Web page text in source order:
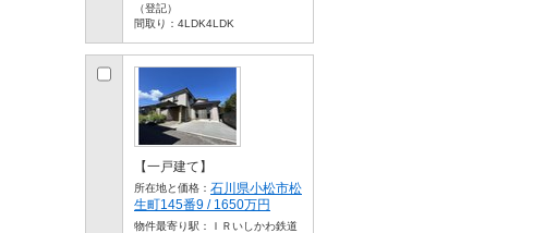
（登記）
間取り： 4LDK4LDK
【一戸建て】
所在地と価格： 石川県小松市松
生町145番9 / 1650万円
物件最寄り駅：
ＩＲいしかわ鉄道